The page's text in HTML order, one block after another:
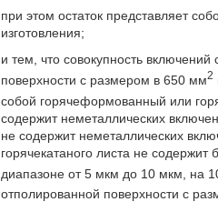
при этом остаток представляет
изготовления;
и тем, что совокупность
поверхности с размером в 650 мм2
собой горячеформованный или
содержит неметаллических
не содержит неметаллических
горячекатаного листа не
диапазоне от 5 мкм до 10 мкм, на
отполированной поверхности с